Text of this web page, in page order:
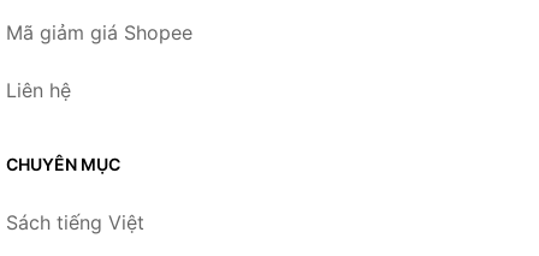
Mã giảm giá Shopee
Liên hệ
CHUYÊN MỤC
Sách tiếng Việt